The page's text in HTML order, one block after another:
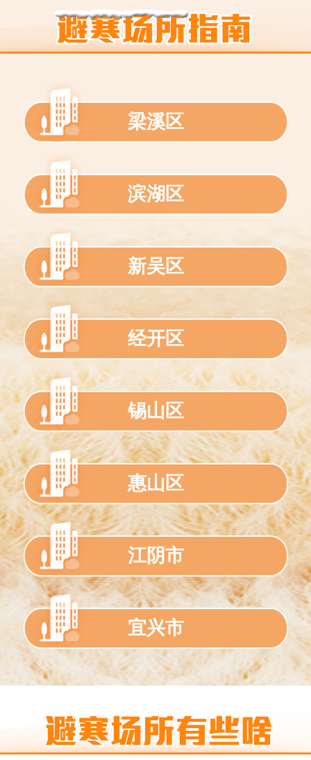
梁溪区
滨湖区
新吴区
经开区
锡山区
惠山区
江阴市
宜兴市